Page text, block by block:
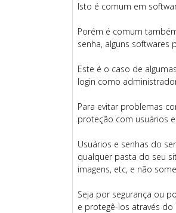
Isto é comum em
Porém é comum
senha, alguns
Este é o caso de
login como
Para evitar problemas
proteção com usuários
Usuários e senhas do
qualquer pasta do seu
imagens, etc, e não
Seja por segurança ou
e protegê-los através do